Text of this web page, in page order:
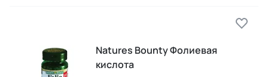
Natures Bounty Фолиевая
кислота